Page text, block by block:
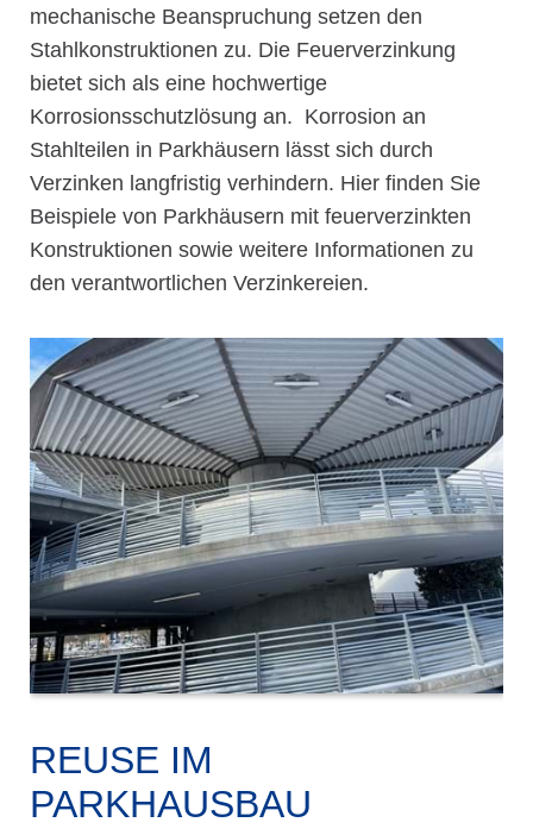
mechanische Beanspruchung setzen den
Stahlkonstruktionen zu. Die Feuerverzinkung
bietet sich als eine hochwertige
Korrosionsschutzlösung an. Korrosion an
Stahlteilen in Parkhäusern lässt sich durch
Verzinken langfristig verhindern. Hier finden Sie
Beispiele von Parkhäusern mit feuerverzinkten
Konstruktionen sowie weitere Informationen zu
den verantwortlichen Verzinkereien.
REUSE IM
PARKHAUSBAU